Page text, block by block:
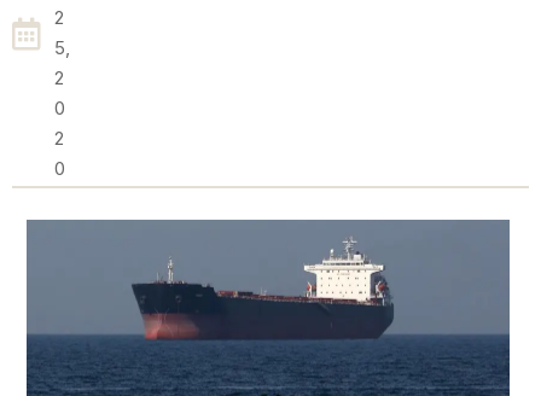
2
5,
2
0
2
0